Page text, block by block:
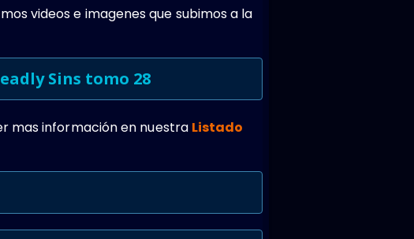
videos e imagenes que subimos a la
Sins tomo 28
mas información en nuestra Listado